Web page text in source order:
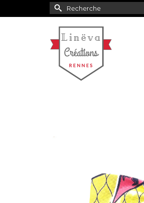
Rechercher :